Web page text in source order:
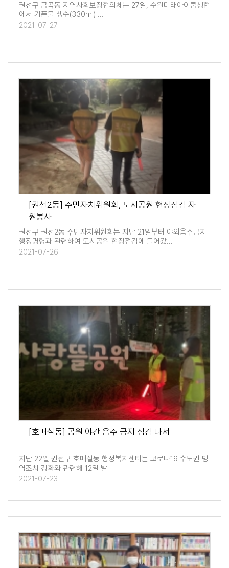
권선구 금곡동 지역사회보장협의체는 27일, 수원미래아이쿱생협
에서 기픈물 생수(330ml) …
2021-07-27
[권선2동] 주민자치위원회, 도시공원 현장점검 자
원봉사
권선구 권선2동 주민자치위원회는 지난 21일부터 야외음주금지
행정명령과 관련하여 도시공원 현장점검에 들어갔…
2021-07-26
[호매실동] 공원 야간 음주 금지 점검 나서
지난 22일 권선구 호매실동 행정복지센터는 코로나19 수도권 방
역조치 강화와 관련해 12일 발…
2021-07-23